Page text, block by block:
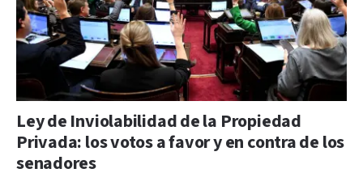
Ley de Inviolabilidad de la Propiedad
Privada: los votos a favor y en contra de los
senadores